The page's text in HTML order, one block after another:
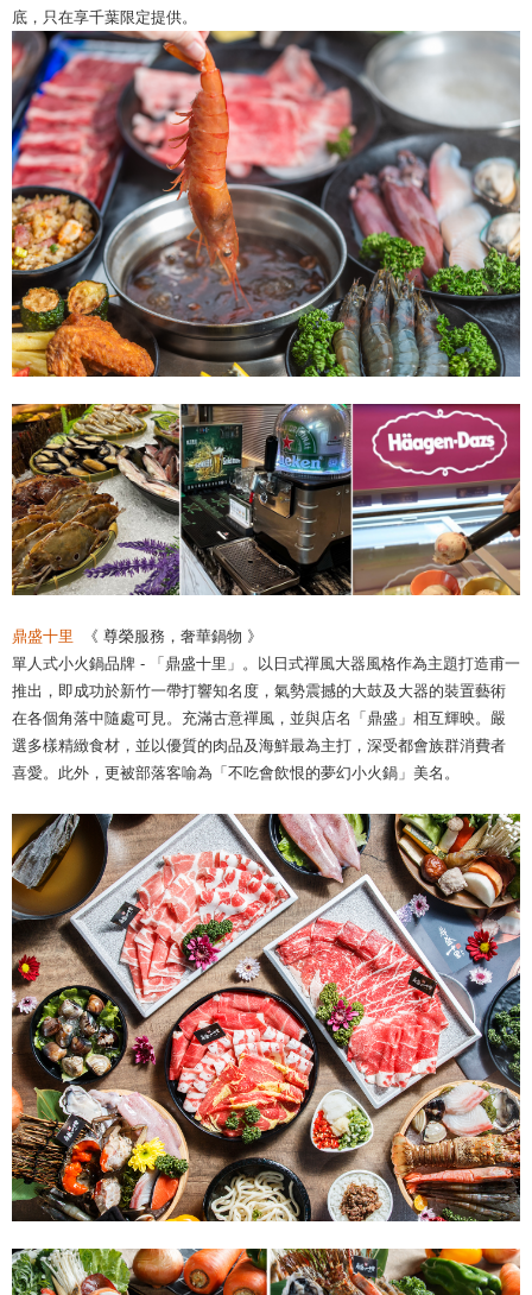
底，只在享千葉限定提供。
鼎盛十里
《 尊榮服務，奢華鍋物 》
單人式小火鍋品牌 - 「鼎盛十里」。以日式禪風大器風格作為主題打造甫一
推出，即成功於新竹一帶打響知名度，氣勢震撼的大鼓及大器的裝置藝術
在各個角落中隨處可見。充滿古意禪風，並與店名「鼎盛」相互輝映。嚴
選多樣精緻食材，並以優質的肉品及海鮮最為主打，深受都會族群消費者
喜愛。此外，更被部落客喻為「不吃會飲恨的夢幻小火鍋」美名。